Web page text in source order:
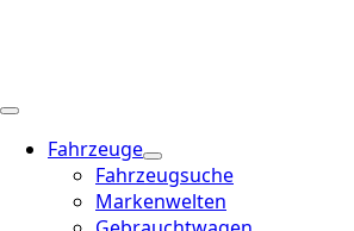
Fahrzeuge
Fahrzeugsuche
Markenwelten